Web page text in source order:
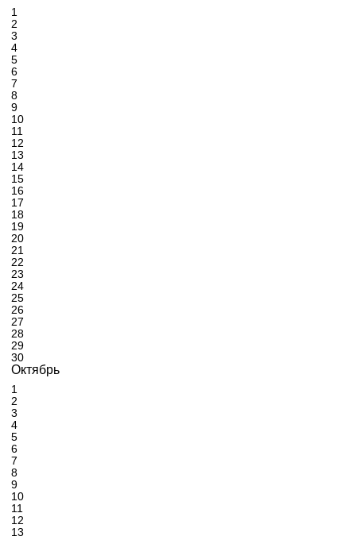
1
2
3
4
5
6
7
8
9
10
11
12
13
14
15
16
17
18
19
20
21
22
23
24
25
26
27
28
29
30
Октябрь
1
2
3
4
5
6
7
8
9
10
11
12
13